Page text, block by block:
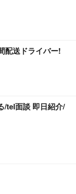
配送ドライバー!
/tel面談 即日紹介/